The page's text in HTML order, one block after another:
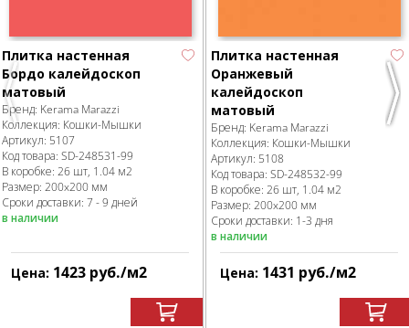
Previous
Плитка настенная
Бордо калейдоскоп
матовый
Бренд: Kerama Marazzi
Коллекция: Кошки-Мышки
Артикул: 5107
Код товара: SD-248531-99
В коробке: 26 шт, 1.04 м2
Размер: 200x200 мм
Сроки доставки: 7 - 9 дней
в наличии
Цена: 1423 руб./м2
Плитка настенная
Оранжевый
калейдоскоп
матовый
Бренд: Kerama Marazzi
Коллекция: Кошки-Мышки
Артикул: 5108
Код товара: SD-248532-99
В коробке: 26 шт, 1.04 м2
Размер: 200x200 мм
Сроки доставки: 1-3 дня
в наличии
Цена: 1431 руб./м2